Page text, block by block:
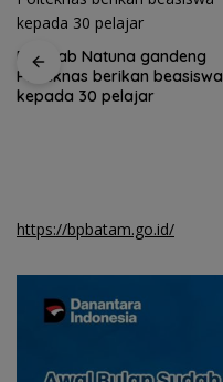
Pemkab Natuna gandeng
Polteknas berikan beasiswa
kepada 30 pelajar
https://bpbatam.go.id/